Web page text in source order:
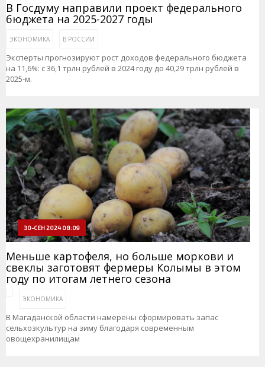
В Госдуму направили проект федерального
бюджета на 2025-2027 годы
ЭКОНОМИКА В РОССИИ
Эксперты прогнозируют рост доходов федерального бюджета
на 11,6%: с 36,1 трлн рублей в 2024 году до 40,29 трлн рублей в
2025-м.
30-СЕН 2024 08:09
Меньше картофеля, но больше моркови и
свеклы заготовят фермеры Колымы в этом
году по итогам летнего сезона
ЭКОНОМИКА
В Магаданской области намерены сформировать запас
сельхозкультур на зиму благодаря современным
овощехранилищам